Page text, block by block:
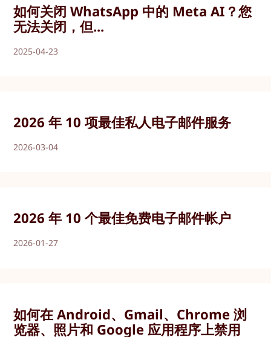
如何关闭 WhatsApp 中的 Meta AI？您
无法关闭，但...
2025-04-23
2026 年 10 项最佳私人电子邮件服务
2026-03-04
2026 年 10 个最佳免费电子邮件帐户
2026-01-27
如何在 Android、Gmail、Chrome 浏
览器、照片和 Google 应用程序上禁用